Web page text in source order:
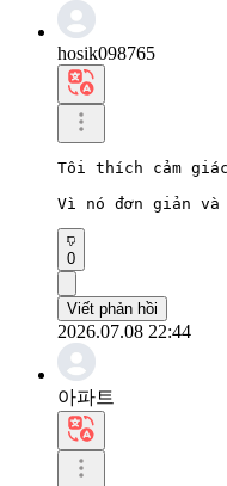
hosik098765
Tôi thích cảm
Vì nó đơn giản
0
Viết phản hồi
2026.07.08 22:44
아파트